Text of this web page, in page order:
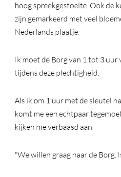
hoog spreekgestoelte. Ook de
zijn gemarkeerd met veel
Nederlands plaatje.
Ik moet de Borg van 1 tot 3
tijdens deze plechtigheid.
Als ik om 1 uur met de sleutel
komt me een echtpaar
kijken me verbaasd aan.
"We willen graag naar de Borg.